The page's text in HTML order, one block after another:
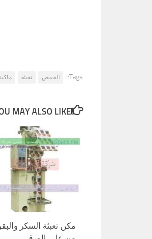
Tags: الحمص تعبئه
MAY ALSO LIKE...
مكن تعبئة السكر